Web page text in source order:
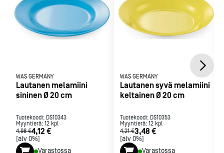
WAS GERMANY
Lautanen melamiini
sininen Ø 20 cm
Tuotekoodi: DS10343
Myyntierä: 12 kpl
4,98 €4,12 €
[alv 0%]
Varastossa
WAS GERMANY
Lautanen syvä melamiini
keltainen Ø 20 cm
Tuotekoodi: DS10353
Myyntierä: 12 kpl
4,21 €3,48 €
[alv 0%]
Varastossa